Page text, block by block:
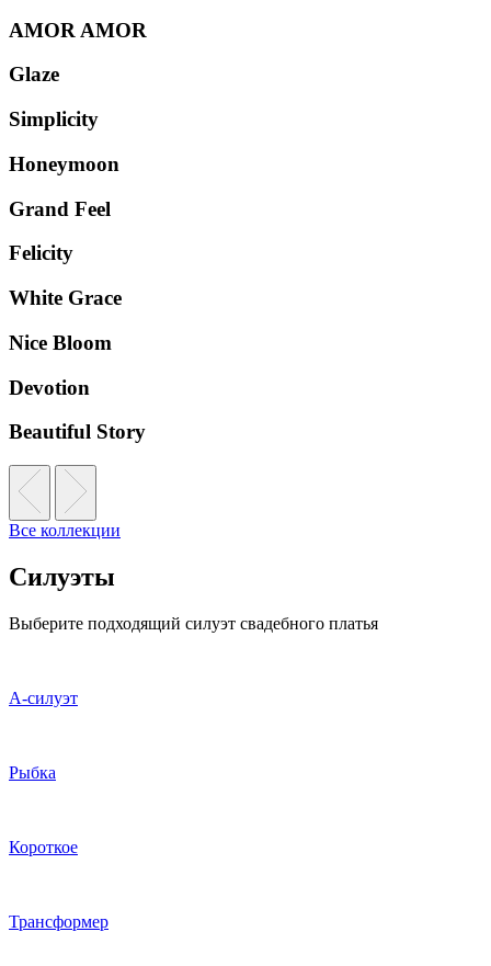
AMOR AMOR
Glaze
Simplicity
Honeymoon
Grand Feel
Felicity
White Grace
Nice Bloom
Devotion
Beautiful Story
Все коллекции
Силуэты
Выберите подходящий силуэт свадебного платья
А-силуэт
Рыбка
Короткое
Трансформер